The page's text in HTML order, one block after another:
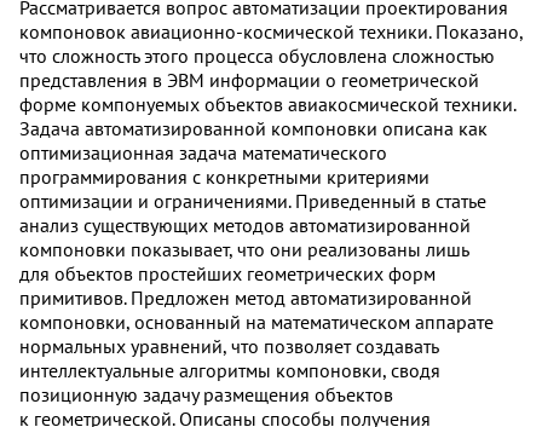
Рассматривается вопрос автоматизации проектирования
компоновок авиационно-космической техники. Показано,
что сложность этого процесса обусловлена сложностью
представления в ЭВМ информации о геометрической
форме компонуемых объектов авиакосмической техники.
Задача автоматизированной компоновки описана как
оптимизационная задача математического
программирования с конкретными критериями
оптимизации и ограничениями. Приведенный в статье
анализ существующих методов автоматизированной
компоновки показывает, что они реализованы лишь
для объектов простейших геометрических форм
примитивов. Предложен метод автоматизированной
компоновки, основанный на математическом аппарате
нормальных уравнений, что позволяет создавать
интеллектуальные алгоритмы компоновки, сводя
позиционную задачу размещения объектов
к геометрической. Описаны способы получения